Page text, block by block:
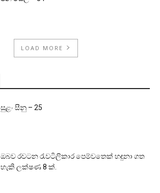
LOAD MORE
සුළං සීනු – 25
ඔබව රවටන රැවටිලිකාර පෙම්වතෙක් හඳුනා ගත
හැකි ලක්ෂණ 8 ක්.